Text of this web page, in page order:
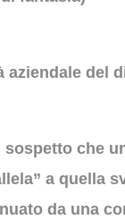
aziendale del
che
a quella
da una